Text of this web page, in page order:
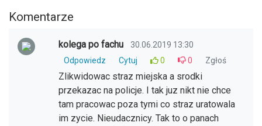
Komentarze
kolega po fachu
30.06.2019 13:30
Odpowiedz
Cytuj 0 0 Zgłoś
Zlikwidowac straz miejska a srodki
przekazac na policje. I tak juz nikt nie chce
tam pracowac poza tymi co straz uratowala
im zycie. Nieudacznicy. Tak to o panach